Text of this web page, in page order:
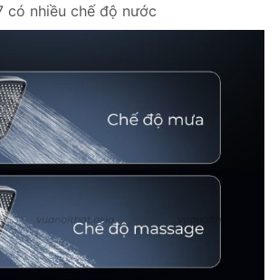
có nhiều chế độ nước